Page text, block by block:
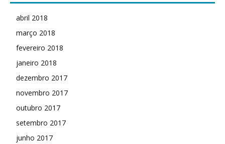
abril 2018
março 2018
fevereiro 2018
janeiro 2018
dezembro 2017
novembro 2017
outubro 2017
setembro 2017
junho 2017